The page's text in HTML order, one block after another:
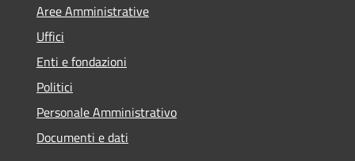
Aree Amministrative
Uffici
Enti e fondazioni
Politici
Personale Amministrativo
Documenti e dati